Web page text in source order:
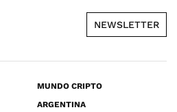
NEWSLETTER
MUNDO CRIPTO
ARGENTINA